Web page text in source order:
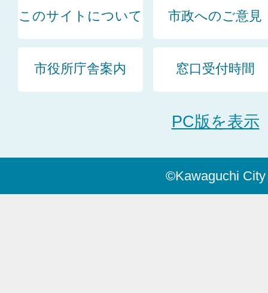
このサイトについて 市政へのご意見
市役所庁舎案内 窓口受付時間
PC版を表示
©Kawaguchi City